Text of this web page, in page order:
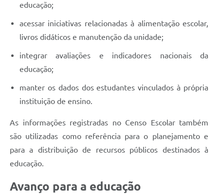
educação;
acessar iniciativas relacionadas à alimentação escolar,
livros didáticos e manutenção da unidade;
integrar avaliações e indicadores nacionais da
educação;
manter os dados dos estudantes vinculados à própria
instituição de ensino.
As informações registradas no Censo Escolar também
são utilizadas como referência para o planejamento e
para a distribuição de recursos públicos destinados à
educação.
Avanço para a educação